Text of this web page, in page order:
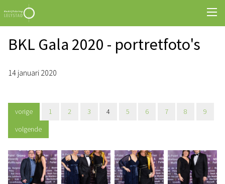
BKL Gala 2020 - portretfoto's
14 januari 2020
vorige 1 2 3 4 5 6 7 8
9
volgende